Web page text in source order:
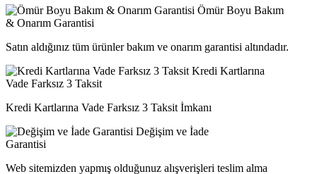
Ömür Boyu Bakım
& Onarım Garantisi
Satın aldığınız tüm ürünler bakım ve onarım garantisi altındadır.
Kredi Kartlarına
Vade Farksız 3 Taksit
Kredi Kartlarına Vade Farksız 3 Taksit İmkanı
Değişim ve İade
Garantisi
Web sitemizden yapmış olduğunuz alışverişleri teslim alma